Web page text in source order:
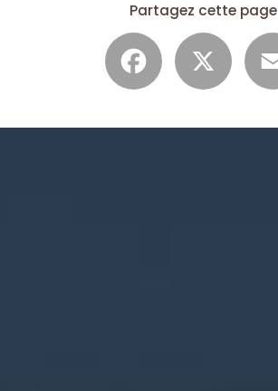
Partagez cette page
Facebook